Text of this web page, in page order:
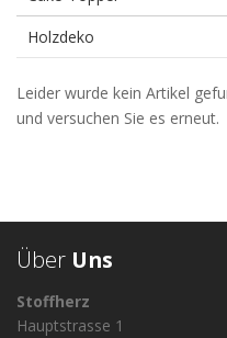
Holzdeko
Garn/
Leider wurde kein Artikel
und versuchen Sie es erneut.
Über Uns
Stoffherz
Hauptstrasse 1